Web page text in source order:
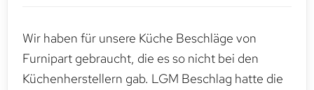
Wir haben für unsere Küche Beschläge von
Furnipart gebraucht, die es so nicht bei den
Küchenherstellern gab. LGM Beschlag hatte die